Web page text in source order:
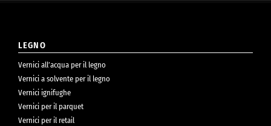
LEGNO
Vernici all’acqua per il legno
Vernici a solvente per il legno
Vernici ignifughe
Vernici per il parquet
Vernici per il retail